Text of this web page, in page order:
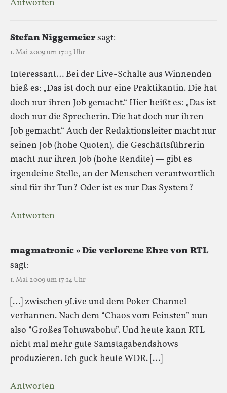
Antworten
Stefan Niggemeiersagt:
1. Mai 2009 um 17:13 Uhr
Interessant… Bei der Live-Schalte aus Winnenden
hieß es: „Das ist doch nur eine Praktikantin. Die hat
doch nur ihren Job gemacht.“ Hier heißt es: „Das ist
doch nur die Sprecherin. Die hat doch nur ihren
Job gemacht.“ Auch der Redaktionsleiter macht nur
seinen Job (hohe Quoten), die Geschäftsführerin
macht nur ihren Job (hohe Rendite) — gibt es
irgendeine Stelle, an der Menschen verantwortlich
sind für ihr Tun? Oder ist es nur Das System?
Antworten
magmatronic » Die verlorene Ehre von RTL
sagt:
1. Mai 2009 um 17:14 Uhr
[…] zwischen 9Live und dem Poker Channel
verbannen. Nach dem “Chaos vom Feinsten” nun
also “Großes Tohuwabohu”. Und heute kann RTL
nicht mal mehr gute Samstagabendshows
produzieren. Ich guck heute WDR. […]
Antworten